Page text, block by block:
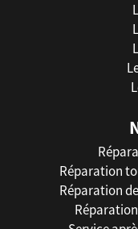
Réparation
Réparation